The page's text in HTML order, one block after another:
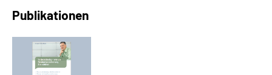
Publikationen